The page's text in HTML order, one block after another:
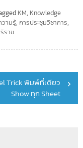
KM, Knowledge
ามรู้, การประชุมวิชาการ,
ราช
Trick พิมพ์ที่เดียว
Show ทุก Sheet